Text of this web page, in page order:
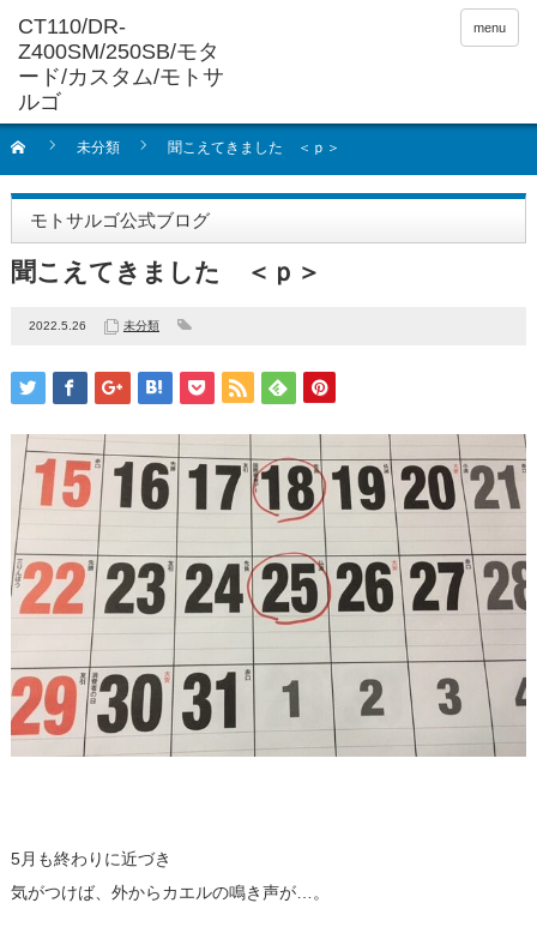
menu
未分類 聞こえてきました ＜ｐ＞
モトサルゴ公式ブログ
聞こえてきました ＜ｐ＞
2022.5.26 未分類
5月も終わりに近づき
気がつけば、外からカエルの鳴き声が…。